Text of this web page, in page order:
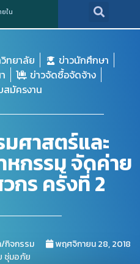
ใน
ทยาลัย
ข่าวนักศึกษา
ข่าวจัดซื้อจัดจ้าง
สมัครงาน
ศาสตร์และ
หกรรม จัดค่าย
กร ครั้งที่ 2
/กิจกรรม
พฤศจิกายน 28, 2018
ชุ่มอภัย